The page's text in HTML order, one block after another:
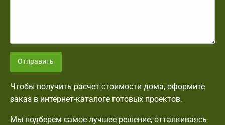
Отправить
Чтобы получить расчет стоимости дома, оформите
заказ в интернет-каталоге готовых проектов.
Мы подберем самое лучшее решение, отталкиваясь